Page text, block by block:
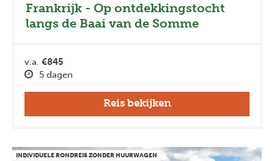
Frankrijk - Op ontdekkingstocht
langs de Baai van de Somme
v.a. €845
5 dagen
Reis bekijken
INDIVIDUELE RONDREIS ZONDER HUURWAGEN